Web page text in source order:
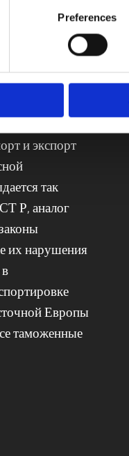
Preferences
экспорта,
из
случаях
В
и экспорт
так
Р, аналог
их нарушения
Европы
таможенные